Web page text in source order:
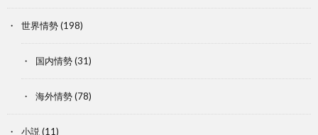
世界情勢(198)
国内情勢(31)
海外情勢(78)
小説 (11)